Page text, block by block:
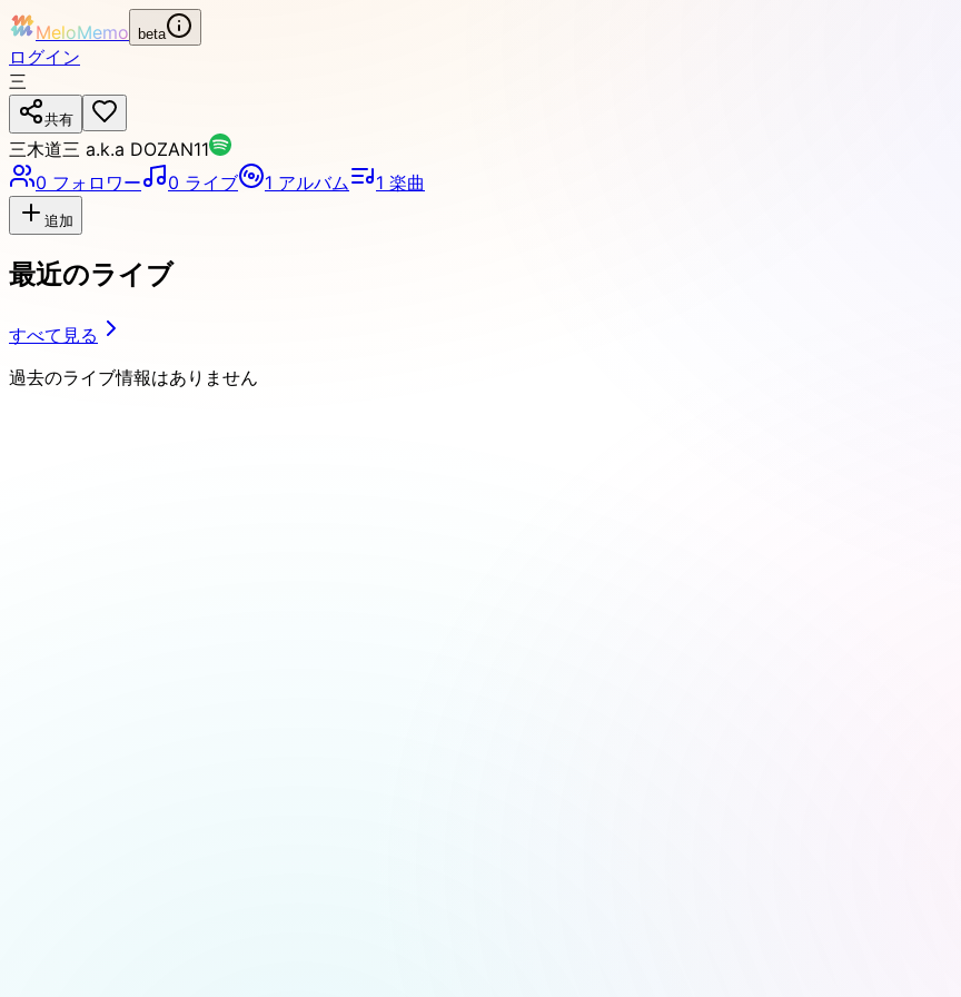
MeloMemo beta
ログイン
三
共有
三木道三 a.k.a DOZAN11
0 フォロワー 0 ライブ 1 アルバム 1 楽曲
追加
最近のライブ
すべて見る
過去のライブ情報はありません